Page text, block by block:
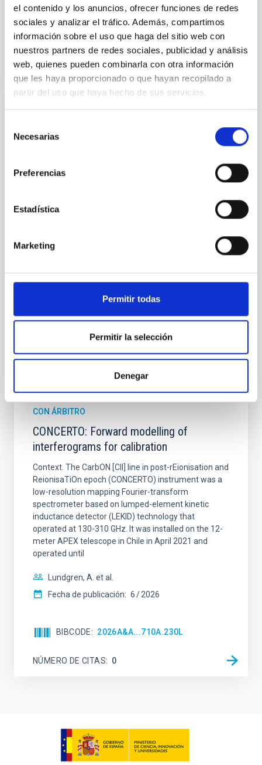
el contenido y los anuncios, ofrecer funciones de redes
sociales y analizar el tráfico. Además, compartimos
información sobre el uso que haga del sitio web con
nuestros partners de redes sociales, publicidad y análisis
web, quienes pueden combinarla con otra información
que les haya proporcionado o que hayan recopilado a
partir del uso que haya hecho de sus servicios.
Necesarias
Preferencias
Estadística
Marketing
Permitir todas
Permitir la selección
Denegar
BIBCODE 2026A&A...710A..95S
NÚMERO DE CITAS 1
Joining forces: 30 years of optical
We present extended optical monitoring of the
quadruply-imaged gravitationally lensed quasar QSO
observations from different observatories in both
from the lens system to accurately determine the
Fecha de publicación: 6 2026
BIBCODE 2026A&A...710A..70S
NÚMERO DE CITAS 0
CON ÁRBITRO
CONCERTO: Forward modelling of
interferograms for calibration
Context. The CarbON [CII] line in post-rEionisation and
ReionisaTiOn epoch (CONCERTO) instrument was a
low-resolution mapping Fourier-transform
spectrometer based on lumped-element kinetic
inductance detector (LEKID) technology that
operated at 130-310 GHz. It was installed on the 12-
meter APEX telescope in Chile in April 2021 and
operated until
Lundgren, A. et al.
Fecha de publicación: 6 2026
BIBCODE 2026A&A...710A.230L
NÚMERO DE CITAS 0